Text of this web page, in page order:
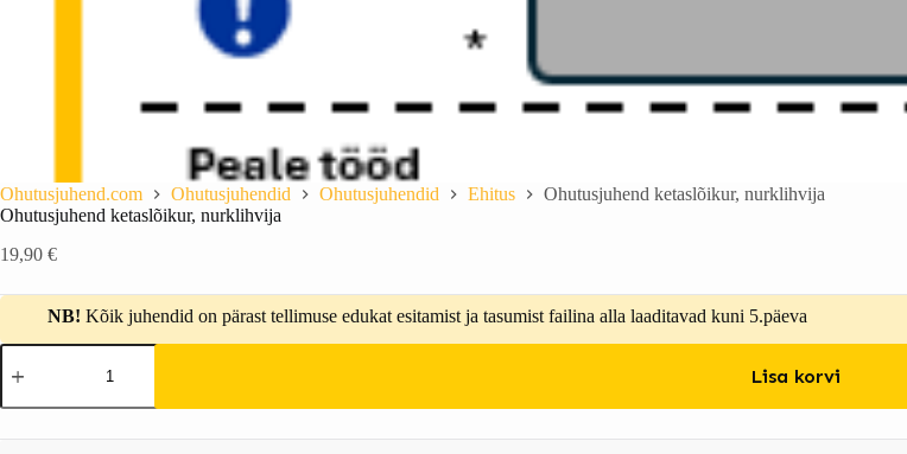
Ohutusjuhend.com Ohutusjuhendid Ohutusjuhendid Ehitus
Ohutusjuhend ketaslõikur, nurklihvija
Ohutusjuhend ketaslõikur, nurklihvija
19,90 €
NB! Kõik juhendid on pärast tellimuse edukat esitamist ja tasumist failina alla laaditavad kuni 5.päeva
Lisa korvi